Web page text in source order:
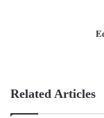
Related Articles